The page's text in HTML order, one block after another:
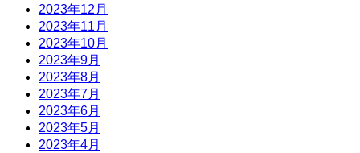
2023年12月
2023年11月
2023年10月
2023年9月
2023年8月
2023年7月
2023年6月
2023年5月
2023年4月